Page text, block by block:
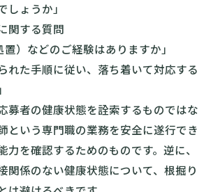
しょうか」
関する質問
置）などのご経験はありますか」
れた手順に従い、落ち着いて対応する
募者の健康状態を詮索するものではな
という専門職の業務を安全に遂行でき
力を確認するためのものです。逆に、
関係のない健康状態について、根掘り